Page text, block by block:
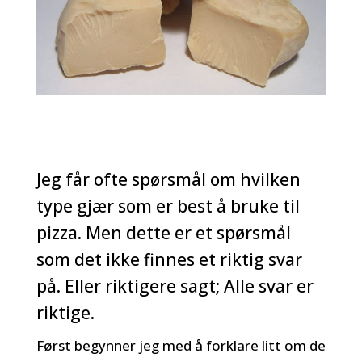
Jeg får ofte spørsmål om hvilken
type gjær som er best å bruke til
pizza. Men dette er et spørsmål
som det ikke finnes et riktig svar
på. Eller riktigere sagt; Alle svar er
riktige.
Først begynner jeg med å forklare litt om de